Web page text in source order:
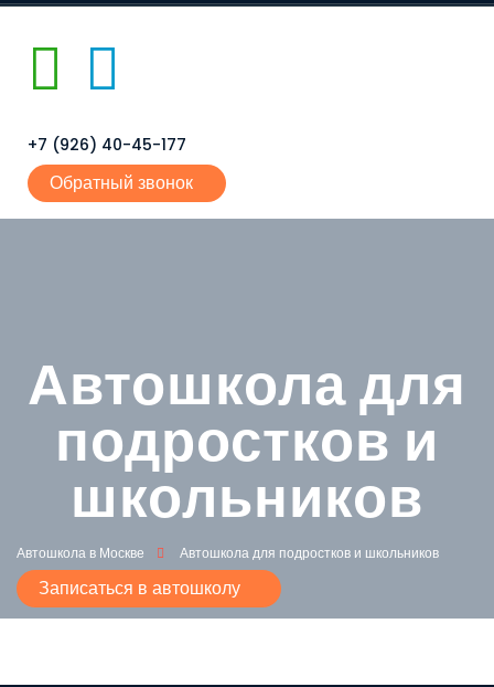
+7 (926) 40-45-177
Обратный звонок
Автошкола для
подростков и
школьников
Автошкола в Москве Автошкола для подростков и школьников
Записаться в автошколу